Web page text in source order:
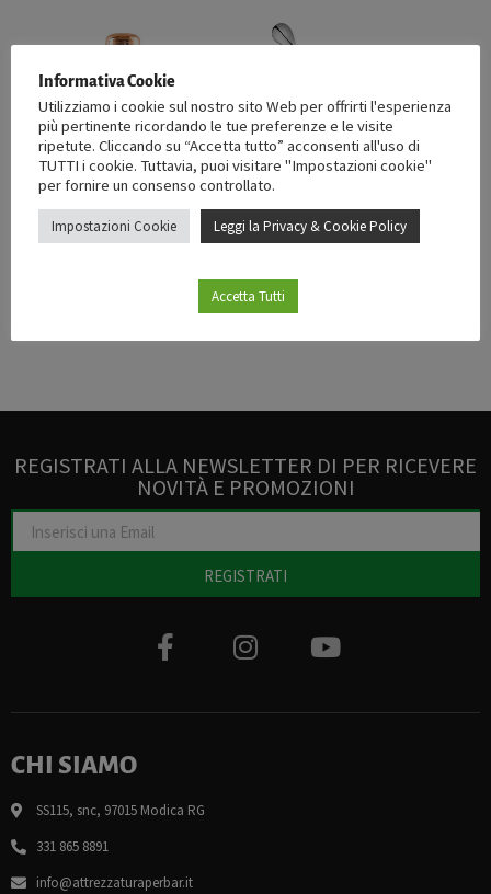
ESAURITO
VISTA RAPIDA
CONTINENTAL COPPER 500ML
ESAURITO
BARSPOON TEARDROP 40cm
REGISTRATI ALLA NEWSLETTER DI PER RICEVERE
NOVITÀ E PROMOZIONI
REGISTRATI
CHI SIAMO
SS115, snc, 97015 Modica RG
331 865 8891
info@attrezzaturaperbar.it
Informativa Cookie
Utilizziamo i cookie sul nostro sito Web per offrirti l'esperienza
più pertinente ricordando le tue preferenze e le visite
ripetute. Cliccando su “Accetta tutto” acconsenti all'uso di
TUTTI i cookie. Tuttavia, puoi visitare "Impostazioni cookie"
per fornire un consenso controllato.
Impostazioni Cookie Leggi la Privacy & Cookie Policy
Accetta Tutti